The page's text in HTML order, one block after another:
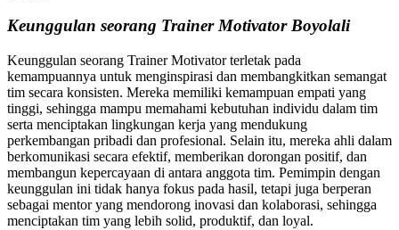
Keunggulan seorang Trainer Motivator Boyolali
Keunggulan seorang Trainer Motivator terletak pada
kemampuannya untuk menginspirasi dan membangkitkan semangat
tim secara konsisten. Mereka memiliki kemampuan empati yang
tinggi, sehingga mampu memahami kebutuhan individu dalam tim
serta menciptakan lingkungan kerja yang mendukung
perkembangan pribadi dan profesional. Selain itu, mereka ahli dalam
berkomunikasi secara efektif, memberikan dorongan positif, dan
membangun kepercayaan di antara anggota tim. Pemimpin dengan
keunggulan ini tidak hanya fokus pada hasil, tetapi juga berperan
sebagai mentor yang mendorong inovasi dan kolaborasi, sehingga
menciptakan tim yang lebih solid, produktif, dan loyal.